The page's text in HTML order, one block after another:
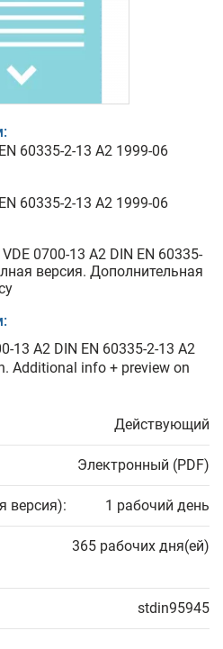
60335-2-13 A2 1999-06
60335-2-13 A2 1999-06
0700-13 A2 DIN EN 60335-
версия. Дополнительная
13 A2 DIN EN 60335-2-13 A2
Additional info + preview on
Действующий
Электронный (PDF)
версия): 1 рабочий день
365 рабочих дня(ей)
stdin95945